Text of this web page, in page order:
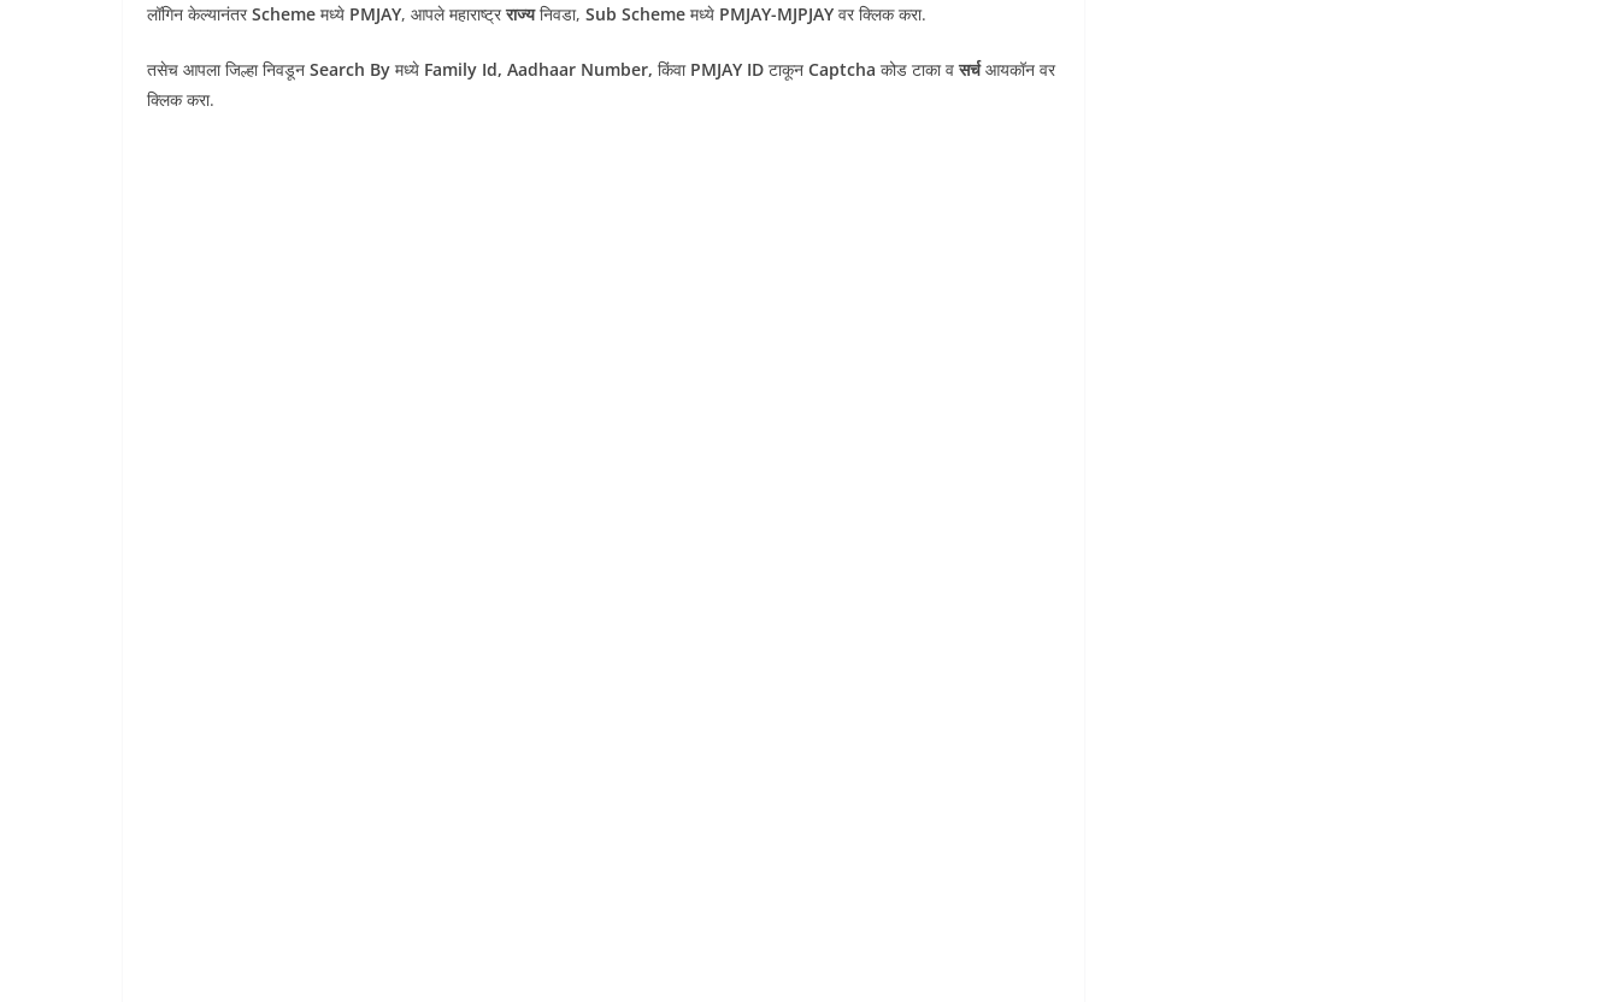
लॉगिन केल्यानंतरScheme मध्ये PMJAY, आपले महाराष्ट्रराज्यनिवडा, Sub Scheme मध्ये PMJAY-MJPJAY वर क्लिक करा.
तसेच आपला जिल्हा निवडून Search By मध्ये Family Id, Aadhaar Number, किंवा PMJAY ID टाकून Captcha कोड टाका वसर्चआयकॉन वर
क्लिक करा.